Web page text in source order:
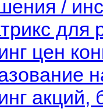
/
для
цен
акций,